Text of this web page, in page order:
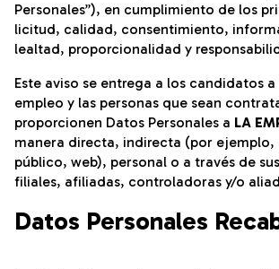
Personales”), en cumplimiento de los
licitud, calidad, consentimiento,
lealtad, proporcionalidad y
Este aviso se entrega a los candidatos
empleo y las personas que sean
proporcionen Datos Personales a LA
manera directa, indirecta (por ejemplo,
público, web), personal o a través de
filiales, afiliadas, controladoras y/o
Datos Personales